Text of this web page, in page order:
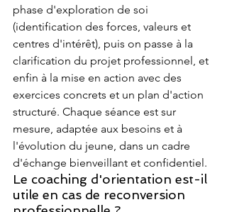
phase d'exploration de soi
(identification des forces, valeurs et
centres d'intérêt), puis on passe à la
clarification du projet professionnel, et
enfin à la mise en action avec des
exercices concrets et un plan d'action
structuré. Chaque séance est sur
mesure, adaptée aux besoins et à
l'évolution du jeune, dans un cadre
d'échange bienveillant et confidentiel.
Le coaching d'orientation est-il
utile en cas de reconversion